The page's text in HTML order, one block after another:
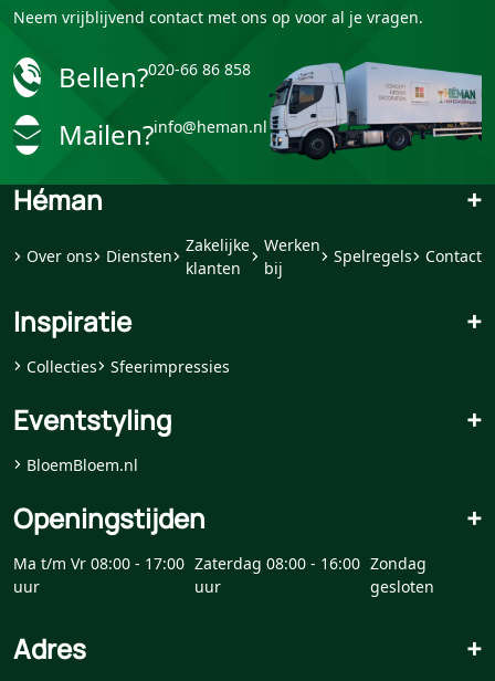
Neem vrijblijvend contact met ons op voor al je vragen.
Bellen?020-66 86 858
Mailen?info@heman.nl
Héman +
Over ons Diensten
Zakelijke
klanten
Werken
bij
Spelregels Contact
Inspiratie +
Collecties Sfeerimpressies
Eventstyling +
BloemBloem.nl
Openingstijden +
Ma t/m Vr 08:00 - 17:00
uur
Zaterdag 08:00 - 16:00
uur
Zondag
gesloten
Adres +